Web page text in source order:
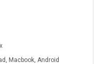
Macbook, Android